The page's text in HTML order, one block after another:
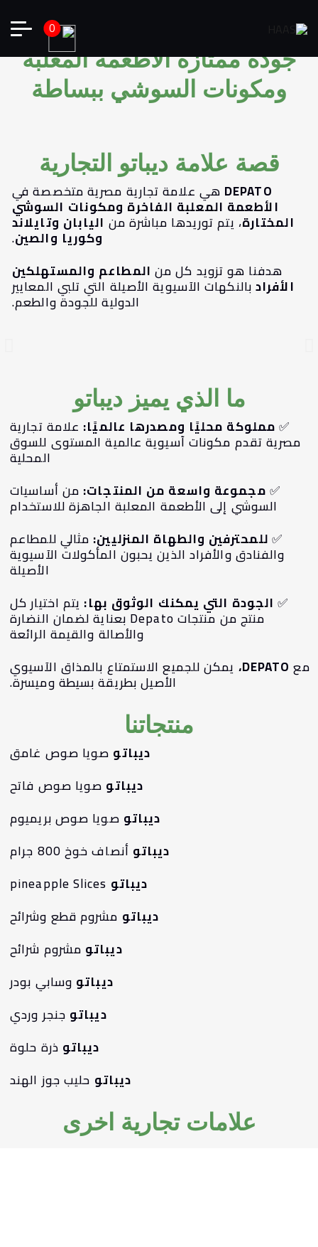
جودة ممتازة الأطعمة المعلبة
ومكونات السوشي ببساطة
قصة علامة ديباتو التجارية
DEPATOهي علامة تجارية مصرية متخصصة في
الأطعمة المعلبة الفاخرة ومكونات السوشي
المختارة، يتم توريدها مباشرة مناليابان وتايلاند
وكوريا والصين.
هدفنا هو تزويد كل منالمطاعم والمستهلكين
الأفرادبالنكهات الآسيوية الأصيلة التي تلبي المعايير
الدولية للجودة والطعم.
ما الذي يميز ديباتو
✅مملوكة محليًا ومصدرها عالميًا:علامة تجارية
مصرية تقدم مكونات آسيوية عالمية المستوى للسوق
المحلية
✅مجموعة واسعة من المنتجات:من أساسيات
السوشي إلى الأطعمة المعلبة الجاهزة للاستخدام
✅للمحترفين والطهاة المنزليين:مثالي للمطاعم
والفنادق والأفراد الذين يحبون المأكولات الآسيوية
الأصيلة
✅الجودة التي يمكنك الوثوق بها:يتم اختيار كل
منتج من منتجات Depato بعناية لضمان النضارة
والأصالة والقيمة الرائعة
DEPATO،يمكن للجميع الاستمتاع بالمذاق الآسيوي
الأصيل بطريقة بسيطة وميسرة.
منتجاتنا
ديباتوصويا صوص غامق
ديباتوصويا صوص فاتح
ديباتوصويا صوص بريميوم
ديباتوأنصاف خوخ 800 جرام
ديباتوpineapple Slices
ديباتومشروم قطع وشرائح
ديباتومشروم شرائح
ديباتووسابي بودر
ديباتوجنجر وردي
ديباتوذرة حلوة
ديباتوحليب جوز الهند
علامات تجارية اخرى
0